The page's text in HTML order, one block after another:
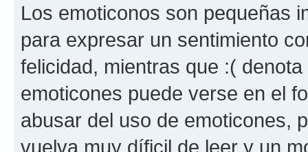
Los emoticonos son pequeñas
para expresar un sentimiento
felicidad, mientras que :(
emoticones puede verse en el
abusar del uso de emoticones,
vuelva muy díficil de leer y un